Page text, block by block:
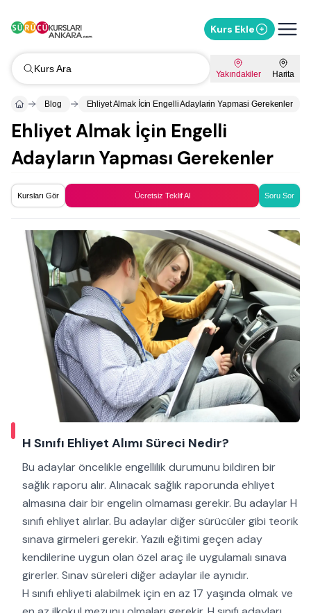
Kurs Ekle
Kurs Ara Yakındakiler Harita
Blog Ehliyet Almak İcin Engelli Adaylarin Yapmasi Gerekenler
Ehliyet Almak İçin Engelli
Adayların Yapması Gerekenler
Kursları Gör Ücretsiz Teklif Al Soru Sor
H Sınıfı Ehliyet Alımı Süreci Nedir?
Bu adaylar öncelikle engellilik durumunu bildiren bir
sağlık raporu alır. Alınacak sağlık raporunda ehliyet
almasına dair bir engelin olmaması gerekir. Bu adaylar H
sınıfı ehliyet alırlar. Bu adaylar diğer sürücüler gibi teorik
sınava girmeleri gerekir. Yazılı eğitimi geçen aday
kendilerine uygun olan özel araç ile uygulamalı sınava
girerler. Sınav süreleri diğer adaylar ile aynıdır.
H sınıfı ehliyeti alabilmek için en az 17 yaşında olmak ve